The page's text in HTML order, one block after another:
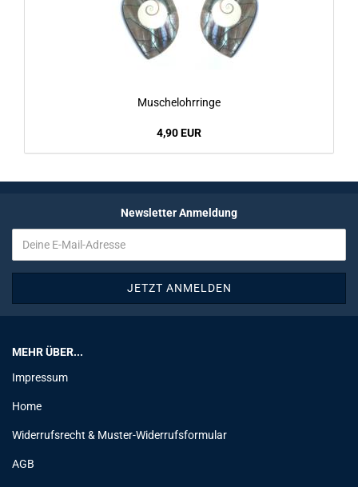
Mu­schel­ohr­rin­ge
4,90 EUR
Newsletter Anmeldung
MEHR ÜBER...
Impressum
Home
Widerrufsrecht & Muster-Widerrufsformular
AGB